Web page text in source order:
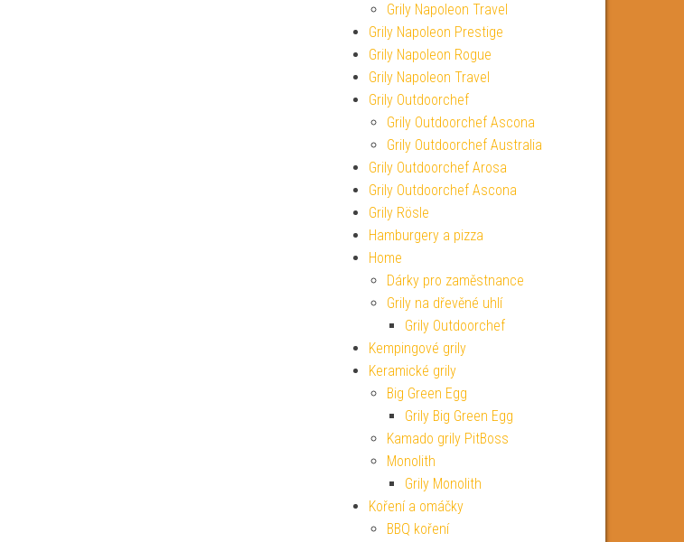
Grily Napoleon Travel
Grily Napoleon Prestige
Grily Napoleon Rogue
Grily Napoleon Travel
Grily Outdoorchef
Grily Outdoorchef Ascona
Grily Outdoorchef Australia
Grily Outdoorchef Arosa
Grily Outdoorchef Ascona
Grily Rösle
Hamburgery a pizza
Home
Dárky pro zaměstnance
Grily na dřevěné uhlí
Grily Outdoorchef
Kempingové grily
Keramické grily
Big Green Egg
Grily Big Green Egg
Kamado grily PitBoss
Monolith
Grily Monolith
Koření a omáčky
BBQ koření